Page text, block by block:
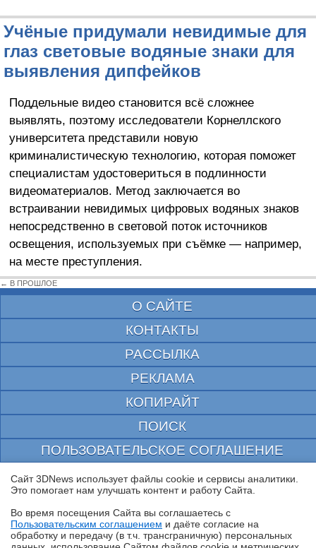
Учёные придумали невидимые для
глаз световые водяные знаки для
выявления дипфейков
Поддельные видео становится всё сложнее
выявлять, поэтому исследователи Корнеллского
университета представили новую
криминалистическую технологию, которая поможет
специалистам удостовериться в подлинности
видеоматериалов. Метод заключается во
встраивании невидимых цифровых водяных знаков
непосредственно в световой поток источников
освещения, используемых при съёмке — например,
на месте преступления.
← В ПРОШЛОЕ
О САЙТЕ
КОНТАКТЫ
РАССЫЛКА
РЕКЛАМА
КОПИРАЙТ
ПОИСК
ПОЛЬЗОВАТЕЛЬСКОЕ СОГЛАШЕНИЕ
ЗАЩИЩЕНО CURATOR
© 1997—2026 Электронное периодическое издание "3ДНьюс" | Свидетельство о
выдано Федеральной Службой по надзору за соблюдением законодательства в сфере
массовых коммуникаций и охране культурного наследия
При цитировании документа ссылка на сайт с указанием автора обязательна. Полное
Сайт 3DNews использует файлы cookie и сервисы аналитики.
Это помогает нам улучшать контент и работу Cайта.
Во время посещения Cайта вы соглашаетесь с
Пользовательским соглашением и даёте согласие на
обработку и передачу (в т.ч. трансграничную) персональных